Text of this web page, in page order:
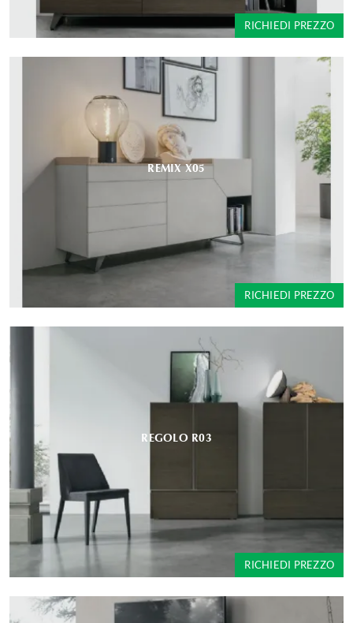
RICHIEDI PREZZO
REMIX X05
RICHIEDI PREZZO
REGOLO R03
RICHIEDI PREZZO